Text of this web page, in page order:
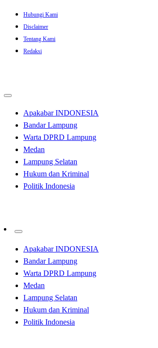
Skip
content
Hubungi Kami
Disclaimer
Tentang Kami
Redaksi
Apakabar INDONESIA
Bandar Lampung
Warta DPRD Lampung
Medan
Lampung Selatan
Hukum dan Kriminal
Politik Indonesia
Apakabar INDONESIA
Bandar Lampung
Warta DPRD Lampung
Medan
Lampung Selatan
Hukum dan Kriminal
Politik Indonesia